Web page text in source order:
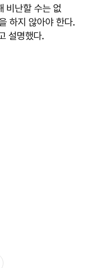
비난할 수는 없
하지 않아야 한다.
설명했다.